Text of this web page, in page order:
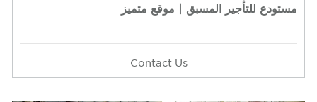
مستودع للتأجير المسبق | موقع متميز
Contact Us